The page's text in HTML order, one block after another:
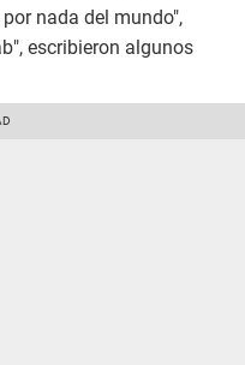
nada del mundo",
escribieron algunos